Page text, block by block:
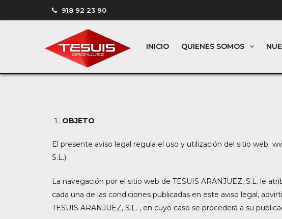
918 92 23 90
INICIO QUIENES SOMOS
OBJETO
El presente aviso legal regula el uso y utilización del sitio web
S.L.).
La navegación por el sitio web de TESUIS ARANJUEZ, S.L. le
cada una de las condiciones publicadas en este aviso legal,
TESUIS ARANJUEZ, S.L. , en cuyo caso se procederá a su